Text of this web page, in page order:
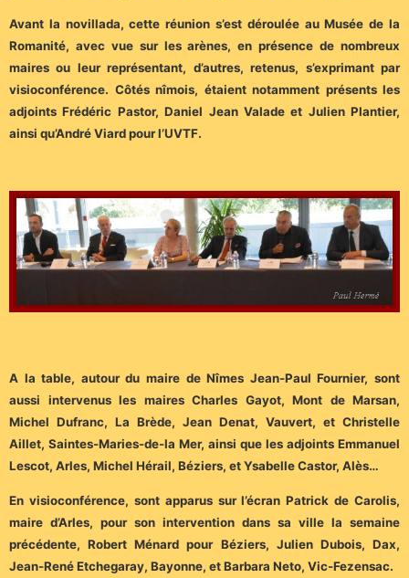
Avant la novillada, cette réunion s’est déroulée au Musée de la
Romanité, avec vue sur les arènes, en présence de nombreux
maires ou leur représentant, d’autres, retenus, s’exprimant par
visioconférence. Côtés nîmois, étaient notamment présents les
adjoints Frédéric Pastor, Daniel Jean Valade et Julien Plantier,
ainsi qu’André Viard pour l’UVTF.
A la table, autour du maire de Nîmes Jean-Paul Fournier, sont
aussi intervenus les maires Charles Gayot, Mont de Marsan,
Michel Dufranc, La Brède, Jean Denat, Vauvert, et Christelle
Aillet, Saintes-Maries-de-la Mer, ainsi que les adjoints Emmanuel
Lescot, Arles, Michel Hérail, Béziers, et Ysabelle Castor, Alès…
En visioconférence, sont apparus sur l’écran Patrick de Carolis,
maire d’Arles, pour son intervention dans sa ville la semaine
précédente, Robert Ménard pour Béziers, Julien Dubois, Dax,
Jean-René Etchegaray, Bayonne, et Barbara Neto, Vic-Fezensac.